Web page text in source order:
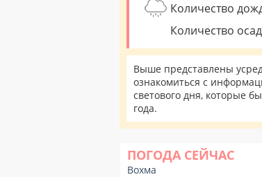
Количество
Количество
Выше представлены
ознакомиться с
светового дня, которые
года.
ПОГОДА СЕЙЧАС
Вохма